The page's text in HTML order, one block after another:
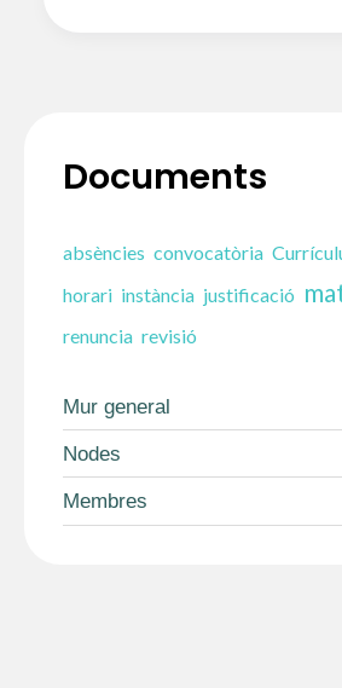
Documents
absències convocatòria
horari instància justificació
renuncia revisió
Mur general
Nodes
Membres